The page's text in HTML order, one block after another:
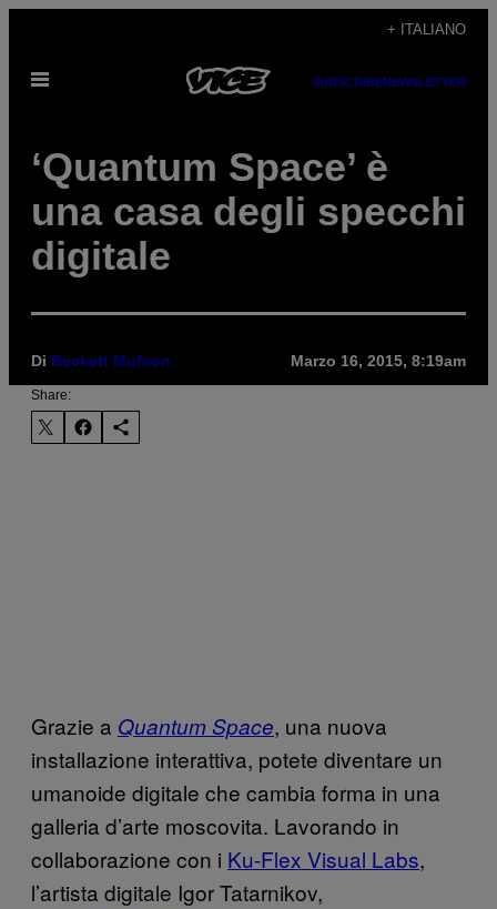
contenuto
+ ITALIANO
Apri
SUBSCRIBENEWSLETTER
‘Quantum Space’ è
una casa degli specchi
digitale
Di Beckett Mufson Marzo 16, 2015, 8:19am
Share:
Grazie a Quantum Space, una nuova
installazione interattiva, potete diventare un
umanoide digitale che cambia forma in una
galleria d’arte moscovita. Lavorando in
collaborazione con i Ku-Flex Visual Labs,
l’artista digitale Igor Tatarnikov,